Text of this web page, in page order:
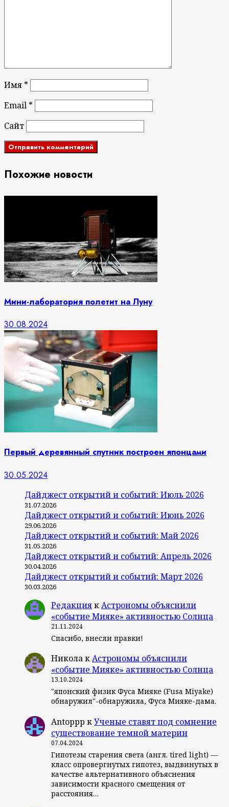
Имя *
Email *
Сайт
Похожие новости
Мини-лаборатория полетит на Луну
30.08.2024
Первый деревянный спутник построен японцами
30.05.2024
Дайджест открытий и событий: Июль 2026
31.07.2026
Дайджест открытий и событий: Июнь 2026
29.06.2026
Дайджест открытий и событий: Май 2026
31.05.2026
Дайджест открытий и событий: Апрель 2026
30.04.2026
Дайджест открытий и событий: Март 2026
30.03.2026
РедакциякАстрономы объяснили
«событие Мияке» активностью Солнца
21.11.2024
Спасибо, внесли правки!
НиколакАстрономы объяснили
«событие Мияке» активностью Солнца
13.10.2024
"японский физик Фуса Мияке (Fusa Miyake)
обнаружил"-обнаружила, Фуса Мияке-дама.
Antoppp кУченые ставят под сомнение
существование темной материи
07.04.2024
Гипотезы старения света (англ. tired light) —
класс опровергнутых гипотез, выдвинутых в
качестве альтернативного объяснения
зависимости красного смещения от
расстояния…